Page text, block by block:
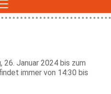
Januar 2024 bis zum
immer von 14:30 bis